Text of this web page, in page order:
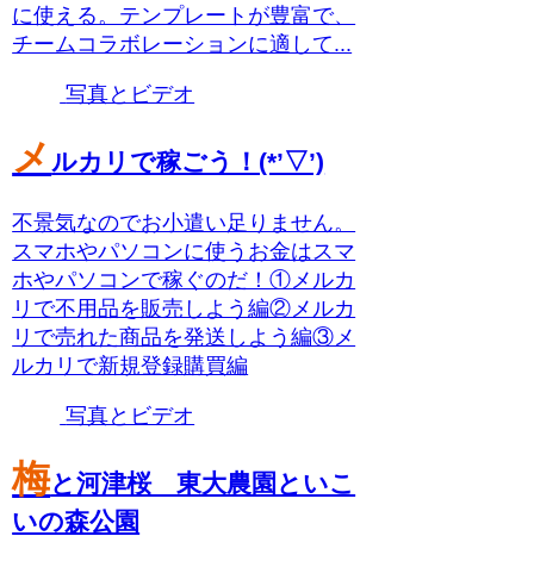
に使える。テンプレートが豊富で、
チームコラボレーションに適して...
写真とビデオ
メ ルカリで稼ごう！(*’▽’)
不景気なのでお小遣い足りません。
スマホやパソコンに使うお金はスマ
ホやパソコンで稼ぐのだ！①メルカ
リで不用品を販売しよう編②メルカ
リで売れた商品を発送しよう編③メ
ルカリで新規登録購買編
写真とビデオ
梅と河津桜 東大農園といこ
いの森公園